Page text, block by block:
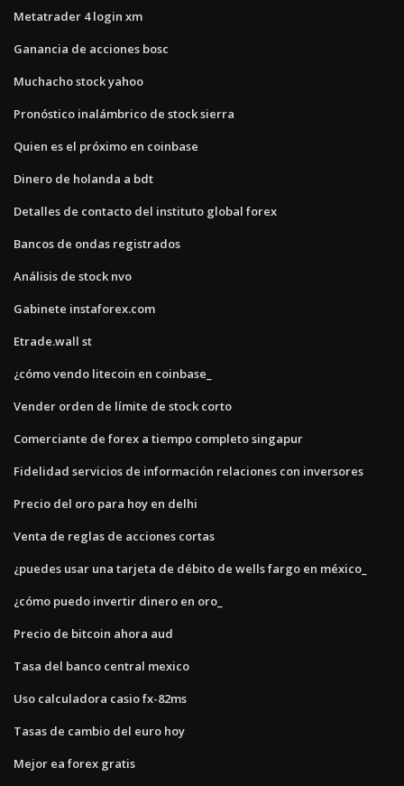
Metatrader 4 login xm
Ganancia de acciones bosc
Muchacho stock yahoo
Pronóstico inalámbrico de stock sierra
Quien es el próximo en coinbase
Dinero de holanda a bdt
Detalles de contacto del instituto global forex
Bancos de ondas registrados
Análisis de stock nvo
Gabinete instaforex.com
Etrade.wall st
¿cómo vendo litecoin en coinbase_
Vender orden de límite de stock corto
Comerciante de forex a tiempo completo singapur
Fidelidad servicios de información relaciones con inversores
Precio del oro para hoy en delhi
Venta de reglas de acciones cortas
¿puedes usar una tarjeta de débito de wells fargo en méxico_
¿cómo puedo invertir dinero en oro_
Precio de bitcoin ahora aud
Tasa del banco central mexico
Uso calculadora casio fx-82ms
Tasas de cambio del euro hoy
Mejor ea forex gratis